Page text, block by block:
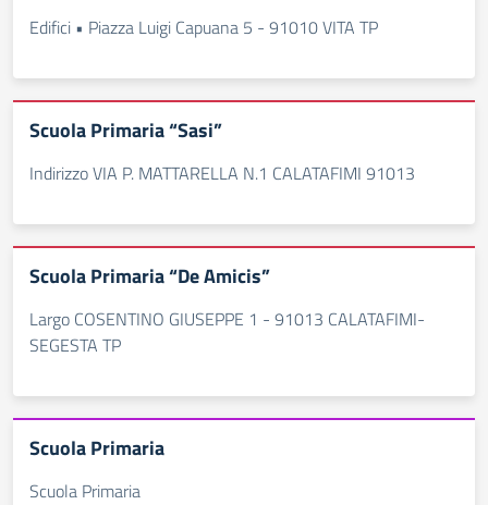
Edifici • Piazza Luigi Capuana 5 - 91010 VITA TP
Scuola Primaria “Sasi”
Indirizzo VIA P. MATTARELLA N.1 CALATAFIMI 91013
Scuola Primaria “De Amicis”
Largo COSENTINO GIUSEPPE 1 - 91013 CALATAFIMI-
SEGESTA TP
Scuola Primaria
Scuola Primaria